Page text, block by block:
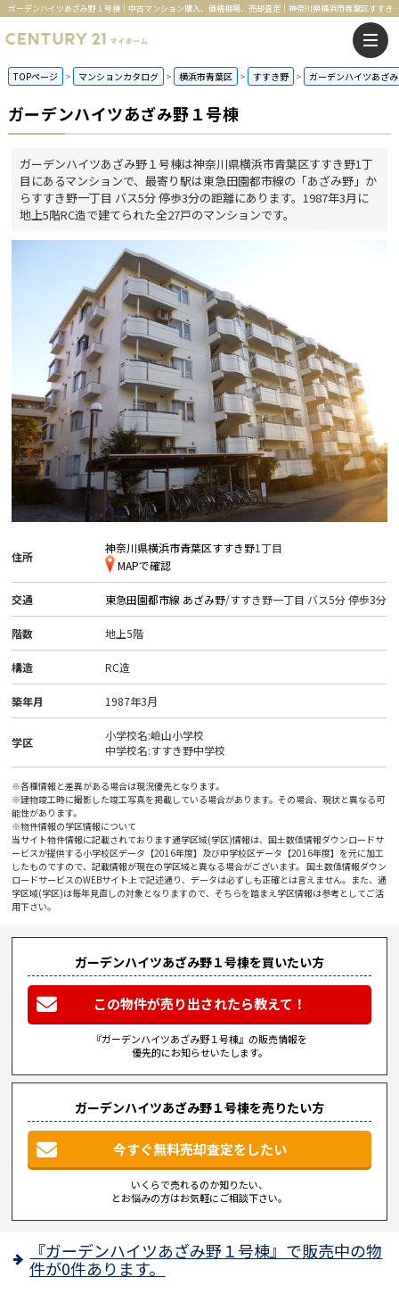
ガーデンハイツあざみ野１号棟｜中古マンション購入、価格相場、売却査定｜神奈川県横浜市
TOPページ マンションカタログ 横浜市青葉区 すすき野 ガーデンハイツあざ
ガーデンハイツあざみ野１号棟
ガーデンハイツあざみ野１号棟は神奈川県横浜市青葉区すすき野1丁
目にあるマンションで、最寄り駅は東急田園都市線の「あざみ野」か
らすすき野一丁目 バス5分 停歩3分の距離にあります。1987年3月に
地上5階RC造で建てられた全27戸のマンションです。
住所
神奈川県横浜市青葉区すすき野1丁目
MAPで確認
交通 東急田園都市線 あざみ野/すすき野一丁目 バス5分 停歩3分
階数 地上5階
構造 RC造
築年月 1987年3月
学区
小学校名:嶮山小学校
中学校名:すすき野中学校
※各種情報と差異がある場合は現況優先となります。
※建物竣工時に撮影した竣工写真を掲載している場合があります。その場合、現状と異なる可
能性があります。
※物件情報の学区情報について
当サイト物件情報に記載されております通学区域(学区)情報は、国土数値情報ダウンロードサ
ービスが提供する小学校区データ【2016年度】及び中学校区データ【2016年度】を元に加工
したものですので、記載情報が現在の学区域と異なる場合がございます。 国土数値情報ダウン
ロードサービスのWEBサイト上で記述通り、データは必ずしも正確とは言えません。また、通
学区域(学区)は毎年見直しの対象となりますので、そちらを踏まえ学区情報は参考としてご活
用下さい。
ガーデンハイツあざみ野１号棟を買いたい方
この物件が売り出されたら教えて！
『ガーデンハイツあざみ野１号棟』の販売情報を
優先的にお知らせいたします。
ガーデンハイツあざみ野１号棟を売りたい方
今すぐ無料売却査定をしたい
いくらで売れるのか知りたい、
とお悩みの方はお気軽にご相談下さい。
『ガーデンハイツあざみ野１号棟』で販売中の物
件が0件あります。